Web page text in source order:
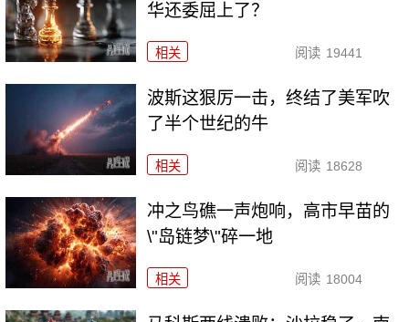
华还委屈上了？
相关 阅读 19441
波斯这狠厉一击，终结了美军吹
了半个世纪的牛
相关 阅读 18628
冲之鸟礁一声炮响，高市早苗的
\"岛链梦\"碎一地
相关 阅读 18004